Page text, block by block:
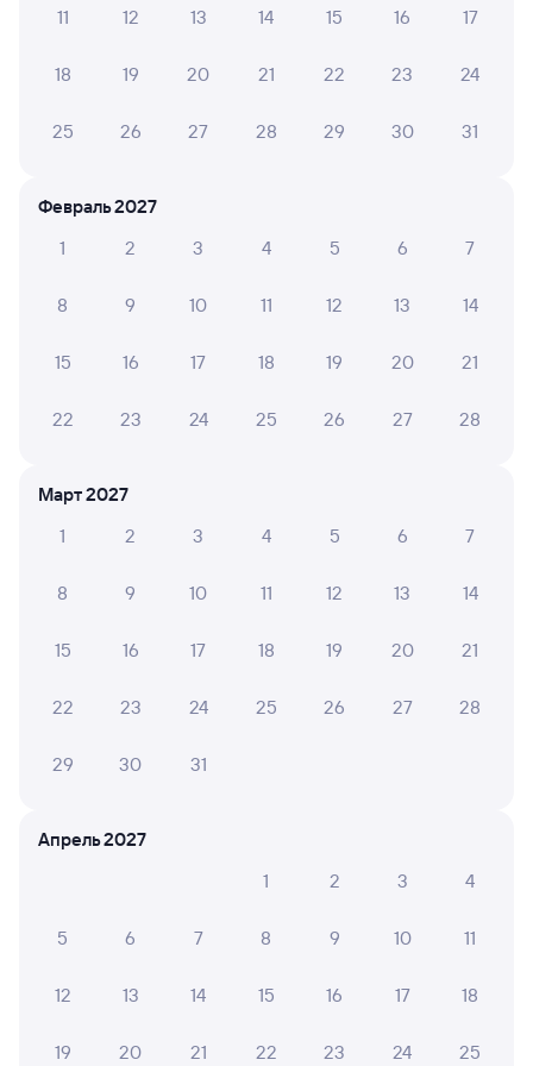
А ещё здесь можно найти
Обратные билеты из Раздольного в Мучную
Отели
Расписание автобусов Раздольное —
Черниговка
11 12 13 14 15 16 17
18 19 20 21 22 23 24
25 26 27 28 29 30 31
Февраль 2027
1
2 3 4 5 6 7
8 9 10 11 12 13 14
15 16 17 18 19 20 21
22 23 24 25 26 27 28
Март 2027
1
2 3 4 5 6 7
8 9 10 11 12 13 14
15 16 17 18 19 20 21
22 23 24 25 26 27 28
29 30 31
Апрель 2027
1
2 3 4
5 6 7 8 9 10 11
12 13 14 15 16 17 18
19 20 21 22 23 24 25